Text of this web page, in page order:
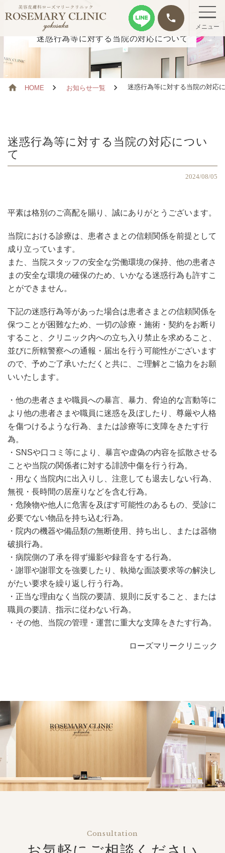
phone
メニュー
迷惑行為等に対する当院の対応について
HOME お知らせ一覧 迷惑行為等に対する当院の対応
迷惑行為等に対する当院の対応につい
て
2024/08/05
平素は格別のご高配を賜り、誠にありがとうございます。
当院における診療は、患者さまとの信頼関係を前提として
成り立っています。
また、当院スタッフの安全な労働環境の保持、他の患者さ
まの安全な環境の確保のため、いかなる迷惑行為も許すこ
とができません。
下記の迷惑行為等があった場合は患者さまとの信頼関係を
保つことが困難なため、一切の診療・施術・契約をお断り
すること、クリニック内への立ち入り禁止を求めること、
並びに所轄警察への通報・届出を行う可能性がございます
ので、予めご了承いただくと共に、ご理解とご協力をお願
いいたします。
・他の患者さまや職員への暴言、暴力、脅迫的な言動等に
より他の患者さまや職員に迷惑を及ぼしたり、尊厳や人格
を傷つけるような行為、または診療等に支障をきたす行
為。
・SNSや口コミ等により、暴言や虚偽の内容を拡散させる
ことや当院の関係者に対する誹謗中傷を行う行為。
・用なく当院内に出入りし、注意しても退去しない行為、
無視・長時間の居座りなどを含む行為。
・危険物や他人に危害を及ぼす可能性のあるもの、受診に
必要でない物品を持ち込む行為。
・院内の機器や備品類の無断使用、持ち出し、または器物
破損行為。
・病院側の了承を得ず撮影や録音をする行為。
・謝罪や謝罪文を強要したり、執拗な面談要求等の解決し
がたい要求を繰り返し行う行為。
・正当な理由なく当院の要請、規則に反すること、または
職員の要請、指示に従わない行為。
・その他、当院の管理・運営に重大な支障をきたす行為。
ローズマリークリニック
Consultation